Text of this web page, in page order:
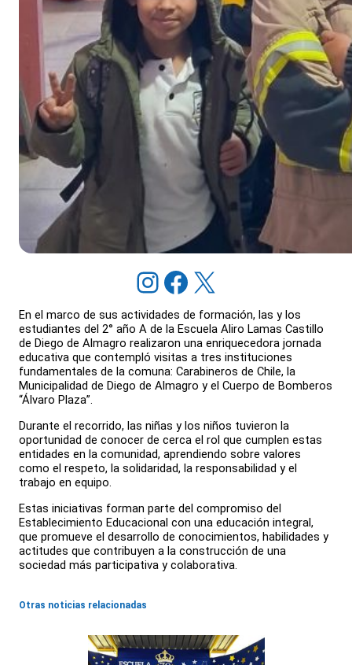
Instagram Facebook X
En el marco de sus actividades de formación, las y los
estudiantes del 2° año A de la Escuela Aliro Lamas Castillo
de Diego de Almagro realizaron una enriquecedora jornada
educativa que contempló visitas a tres instituciones
fundamentales de la comuna: Carabineros de Chile, la
Municipalidad de Diego de Almagro y el Cuerpo de Bomberos
“Álvaro Plaza”.
Durante el recorrido, las niñas y los niños tuvieron la
oportunidad de conocer de cerca el rol que cumplen estas
entidades en la comunidad, aprendiendo sobre valores
como el respeto, la solidaridad, la responsabilidad y el
trabajo en equipo.
Estas iniciativas forman parte del compromiso del
Establecimiento Educacional con una educación integral,
que promueve el desarrollo de conocimientos, habilidades y
actitudes que contribuyen a la construcción de una
sociedad más participativa y colaborativa.
Otras noticias relacionadas